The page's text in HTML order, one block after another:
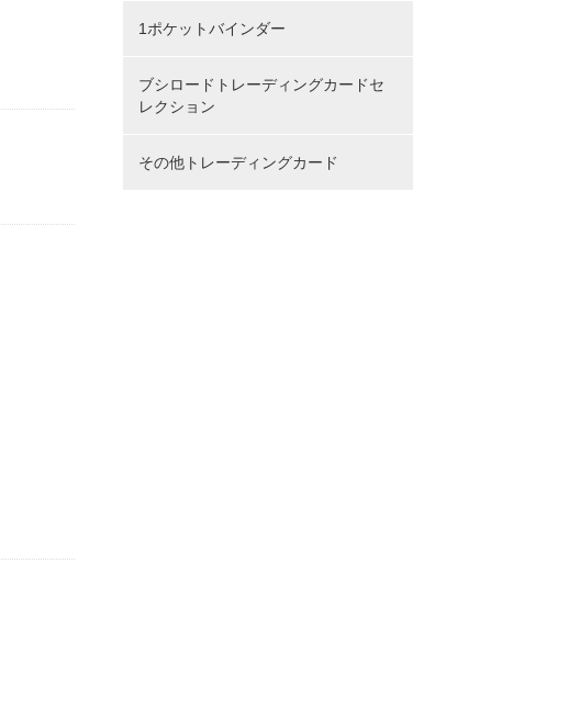
1ポケットバインダー
ブシロードトレーディングカードセ
レクション
その他トレーディングカード